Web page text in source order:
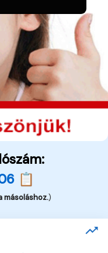
📋
másoláshoz.)